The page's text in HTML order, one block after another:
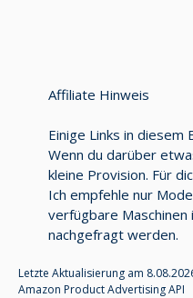
Affiliate Hinweis
Einige Links in diesem
Wenn du darüber
kleine Provision. Für
Ich empfehle nur
verfügbare Maschinen
nachgefragt werden.
Letzte Aktualisierung am
Amazon Product Advertising API